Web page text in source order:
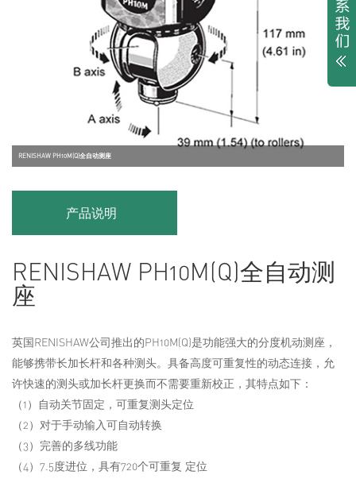
RENISHAW PH10M(Q)全自动测座
产品说明
RENISHAW PH10M(Q)全自动测
座
英国RENISHAW公司推出的PH10M(Q)是功能强大的分度机动测座，
能够携带长加长杆和各种测头。具备高度可重复性的动态连接，允
许快速的测头或加长杆更换而不需要重新校正，其特点如下：
（1）自动关节固定，可重复测头定位
（2）对于手动输入可自动转换
（3）完善的多线功能
（4）7.5度进位，具有720个可重复 定位